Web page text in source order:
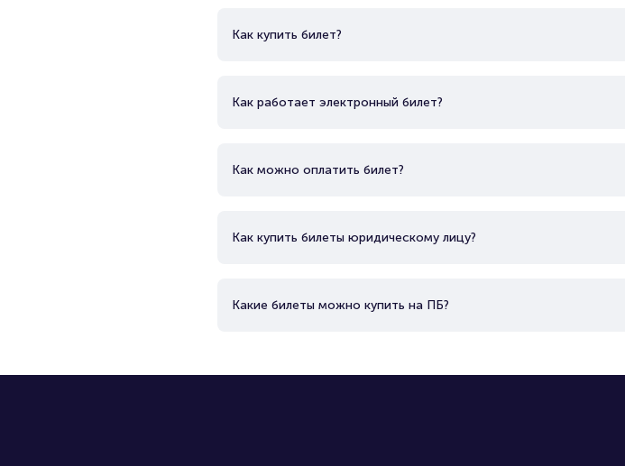
Как купить билет?
Как работает электронный билет?
Как можно оплатить билет?
Как купить билеты юридическому лицу?
Какие билеты можно купить на ПБ?